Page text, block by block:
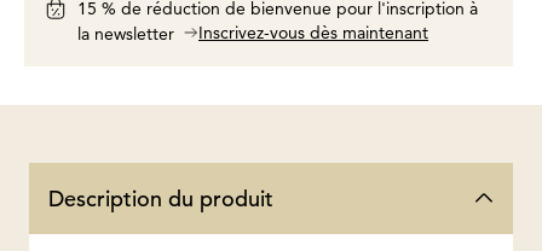
15 % de réduction de bienvenue pour l'inscription à
la newsletter
Inscrivez-vous dès maintenant
Description du produit